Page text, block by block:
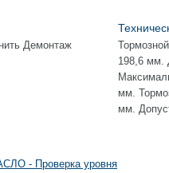
Демонтаж
198,6 мм.
мм.
мм.
- Проверка уровня